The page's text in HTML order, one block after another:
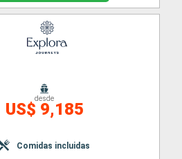
desde
US$ 9,185
Comidas incluidas